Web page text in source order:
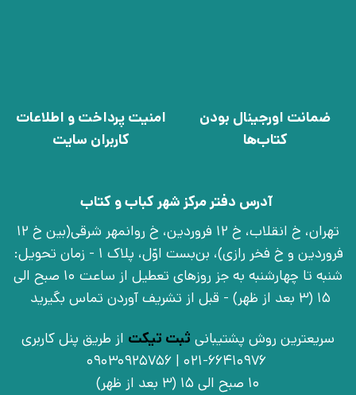
ضمانت اورجینال بودن
کتاب‌ها
امنیت پرداخت و اطلاعات
کاربران سایت
آدرس دفتر مرکز شهر کباب و کتاب
تهران، خ انقلاب، خ 12 فروردین، خ روانمهر شرقی(بین خ 12
فروردین و خ فخر رازی)، بن‌بست اوّل، پلاک 1 - زمان تحویل:
شنبه تا چهارشنبه به جز روزهای تعطیل از ساعت 10 صبح الی
15 (3 بعد از ظهر) - قبل از تشریف آوردن تماس بگیرید
سریعترین روش پشتیبانی ثبت تیکت از طریق پنل کاربری
021-66410976 | 09030925756
10 صبح الی 15 (3 بعد از ظهر)